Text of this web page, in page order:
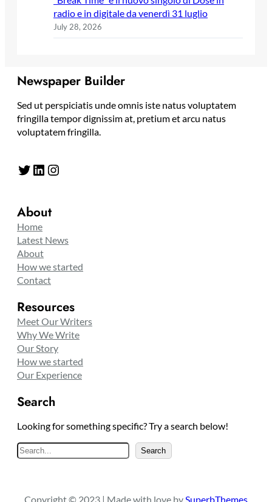
radio e in digitale da venerdì 31 luglio
July 28, 2026
Newspaper Builder
Sed ut perspiciatis unde omnis iste natus voluptatem
fringilla tempor dignissim at, pretium et arcu natus
voluptatem fringilla.
Twitter LinkedIn Instagram
About
Home
Latest News
About
How we started
Contact
Resources
Meet Our Writers
Why We Write
Our Story
How we started
Our Experience
Search
Looking for something specific? Try a search below!
S
e
Search
Copyright © 2023 | Made with love by SuperbThemes